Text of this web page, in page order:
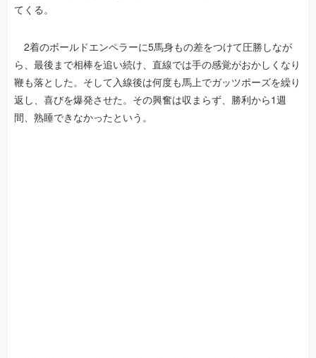
てくる。
2着のボールドエンペラーに5馬身もの差をつけて圧勝しなが
ら、最後まで相棒を追い続け、直線では手の感覚がおかしくなり
鞭も落とした。そして入線後は何度も馬上でガッツポーズを繰り
返し、喜びを爆発させた。その興奮は収まらず、勝利から1週
間、熟睡できなかったという。